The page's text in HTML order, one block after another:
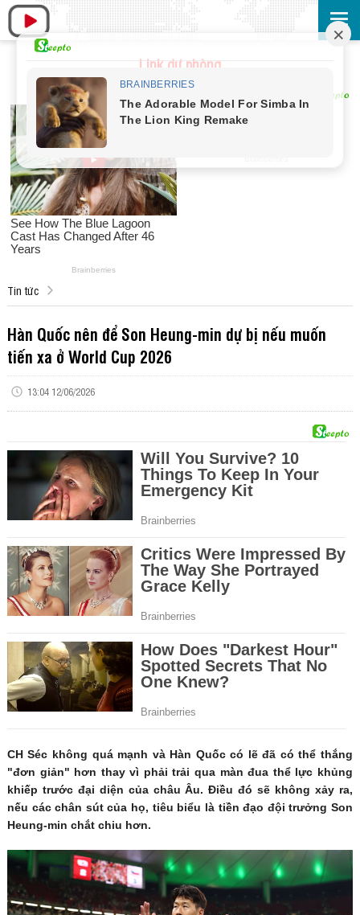
Link dự phòng
Tin tức
Hàn Quốc nên để Son Heung-min dự bị nếu muốn
tiến xa ở World Cup 2026
13:04 12/06/2026
CH Séc không quá mạnh và Hàn Quốc có lẽ đã có thể thắng
"đơn giản" hơn thay vì phải trải qua màn đua thể lực khủng
khiếp trước đại diện của châu Âu. Điều đó sẽ không xảy ra,
nếu các chân sút của họ, tiêu biểu là tiền đạo đội trưởng Son
Heung-min chắt chiu hơn.